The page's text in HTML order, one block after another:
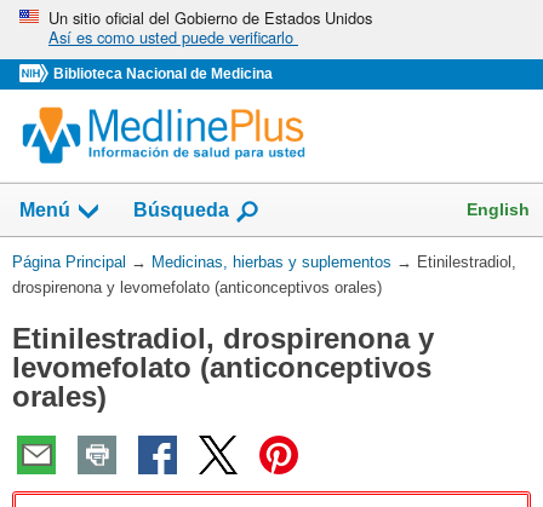
Omita
vaya
al
Contenido
Un sitio oficial del Gobierno de Estados Unidos
Así es como usted puede verificarlo
Biblioteca Nacional de Medicina
Menú
Mostrar
campo
de
Búsqueda English
Usted
está
Página Principal → Medicinas, hierbas y suplementos → Etinilestradiol,
drospirenona y levomefolato (anticonceptivos orales)
Etinilestradiol, drospirenona y
levomefolato (anticonceptivos
orales)